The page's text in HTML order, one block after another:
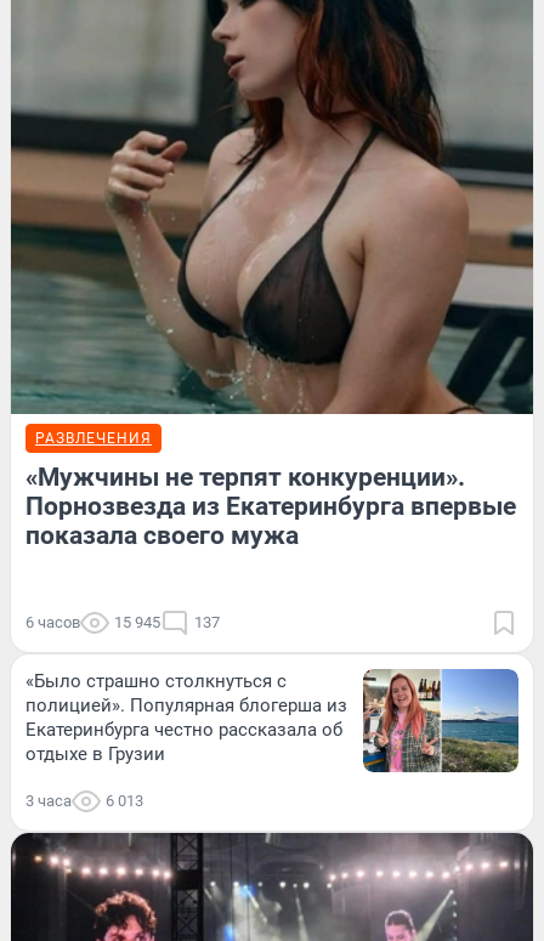
РАЗВЛЕЧЕНИЯ
«Мужчины не терпят конкуренции».
Порнозвезда из Екатеринбурга впервые
показала своего мужа
6 часов 15 945 137
«Было страшно столкнуться с
полицией». Популярная блогерша из
Екатеринбурга честно рассказала об
отдыхе в Грузии
3 часа 6 013